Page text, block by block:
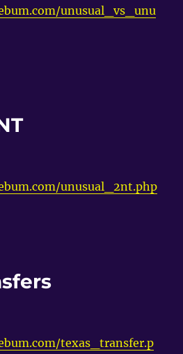
unusual_vs_unu
unusual_2nt.php
texas_transfer.p